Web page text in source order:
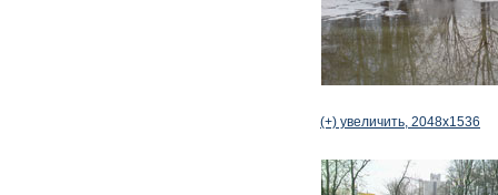
(+) увеличить, 2048x1536